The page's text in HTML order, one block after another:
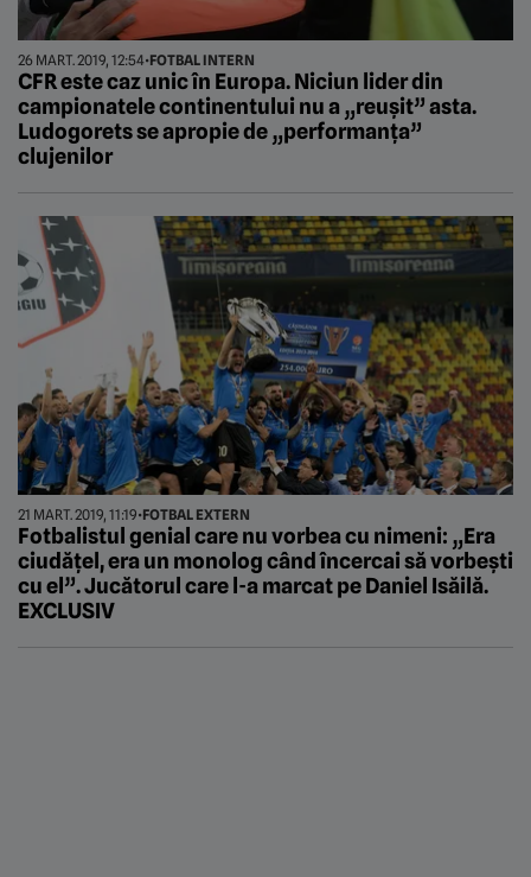
26 MART. 2019, 12:54•FOTBAL INTERN
CFR este caz unic în Europa. Niciun lider din
campionatele continentului nu a „reușit” asta.
Ludogorets se apropie de „performanța”
clujenilor
21 MART. 2019, 11:19•FOTBAL EXTERN
Fotbalistul genial care nu vorbea cu nimeni: „Era
ciudățel, era un monolog când încercai să vorbești
cu el”. Jucătorul care l-a marcat pe Daniel Isăilă.
EXCLUSIV